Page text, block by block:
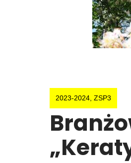
2023-2024 ZSP3